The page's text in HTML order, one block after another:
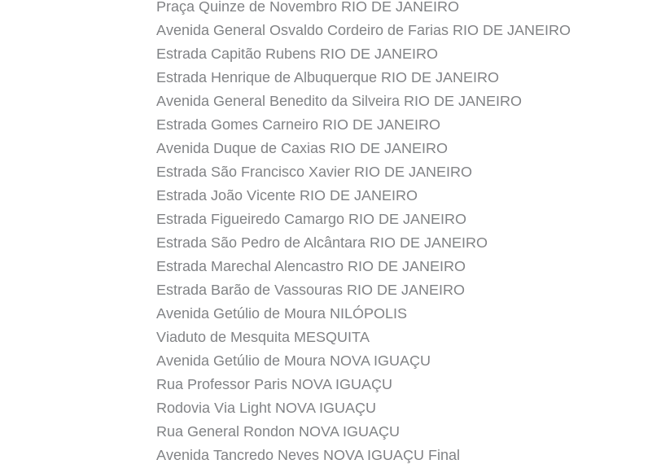
Praça Quinze de Novembro RIO DE JANEIRO
Avenida General Osvaldo Cordeiro de Farias RIO DE JANEIRO
Estrada Capitão Rubens RIO DE JANEIRO
Estrada Henrique de Albuquerque RIO DE JANEIRO
Avenida General Benedito da Silveira RIO DE JANEIRO
Estrada Gomes Carneiro RIO DE JANEIRO
Avenida Duque de Caxias RIO DE JANEIRO
Estrada São Francisco Xavier RIO DE JANEIRO
Estrada João Vicente RIO DE JANEIRO
Estrada Figueiredo Camargo RIO DE JANEIRO
Estrada São Pedro de Alcântara RIO DE JANEIRO
Estrada Marechal Alencastro RIO DE JANEIRO
Estrada Barão de Vassouras RIO DE JANEIRO
Avenida Getúlio de Moura NILÓPOLIS
Viaduto de Mesquita MESQUITA
Avenida Getúlio de Moura NOVA IGUAÇU
Rua Professor Paris NOVA IGUAÇU
Rodovia Via Light NOVA IGUAÇU
Rua General Rondon NOVA IGUAÇU
Avenida Tancredo Neves NOVA IGUAÇU Final